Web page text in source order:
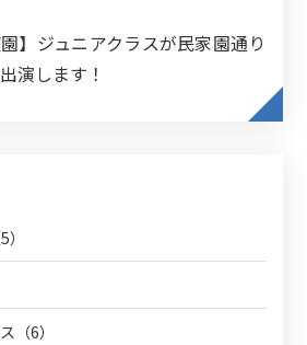
】ジュニアクラスが民家園通り
演します！
（6）